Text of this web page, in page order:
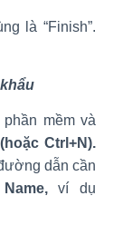
là “Finish”.
mềm và
Ctrl+N).
dẫn cần
ví dụ